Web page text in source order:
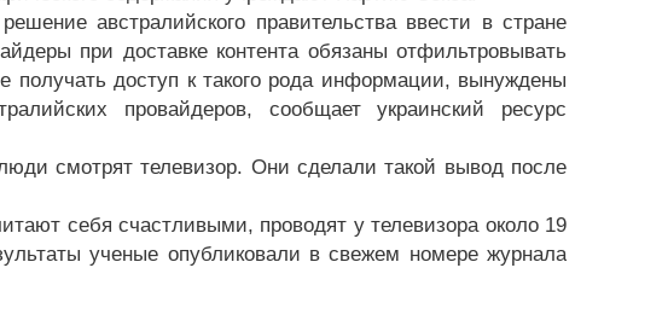
австралийского правительства ввести в стране
при доставке контента обязаны отфильтровывать
доступ к такого рода информации, вынуждены
провайдеров, сообщает украинский ресурс
смотрят телевизор. Они сделали такой вывод после
себя счастливыми, проводят у телевизора около 19
ученые опубликовали в свежем номере журнала